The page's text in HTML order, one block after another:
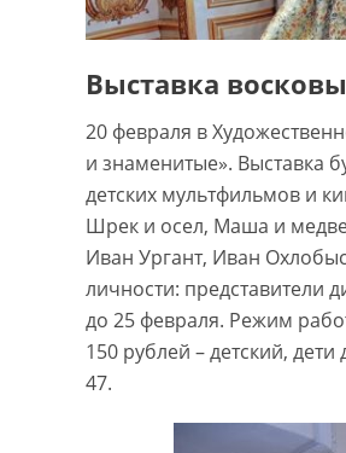
Выставка
20 февраля в
и знаменитые». Выставка
детских мультфильмов и
Шрек и осел, Маша и
Иван Ургант, Иван
личности: представители
до 25 февраля. Режим
150 рублей – детский,
47.